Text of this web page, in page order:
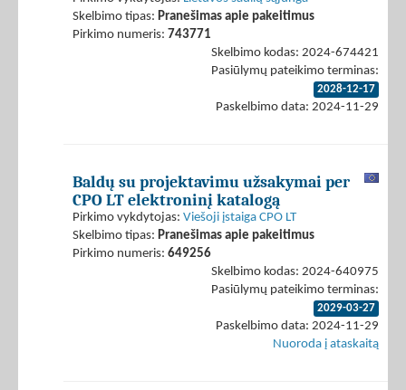
Skelbimo tipas: Pranešimas apie pakeitimus
Pirkimo numeris: 743771
Skelbimo kodas: 2024-674421
Pasiūlymų pateikimo terminas:
2028-12-17
Paskelbimo data: 2024-11-29
Baldų su projektavimu užsakymai per
CPO LT elektroninį katalogą
Pirkimo vykdytojas: Viešoji įstaiga CPO LT
Skelbimo tipas: Pranešimas apie pakeitimus
Pirkimo numeris: 649256
Skelbimo kodas: 2024-640975
Pasiūlymų pateikimo terminas:
2029-03-27
Paskelbimo data: 2024-11-29
Nuoroda į ataskaitą